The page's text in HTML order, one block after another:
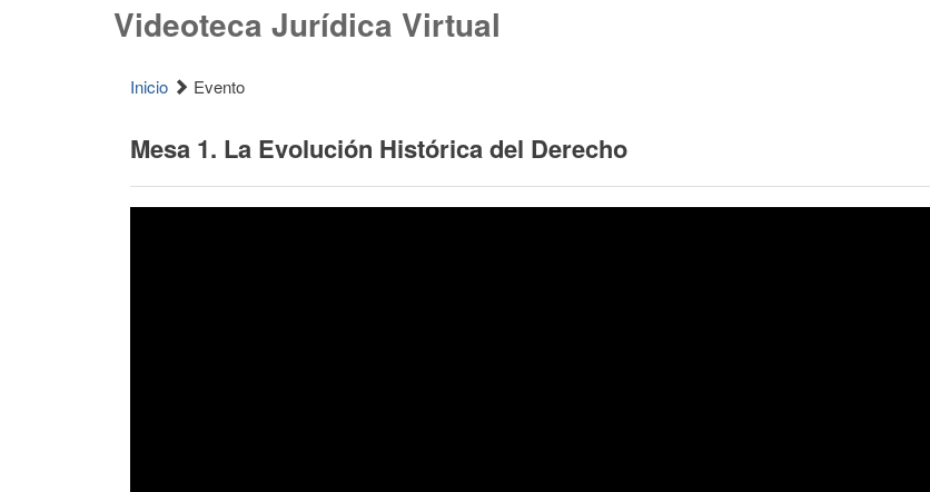
Videoteca Jurídica Virtual
Inicio Evento
Mesa 1. La Evolución Histórica del Derecho